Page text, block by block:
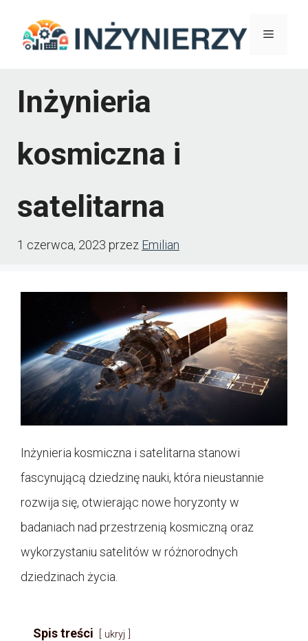
Menu
Inżynieria
kosmiczna i
satelitarna
1 czerwca, 2023 przez Emilian
Inżynieria kosmiczna i satelitarna stanowi
fascynującą dziedzinę nauki, która nieustannie
rozwija się, otwierając nowe horyzonty w
badaniach nad przestrzenią kosmiczną oraz
wykorzystaniu satelitów w różnorodnych
dziedzinach życia.
Spis treści ukryj